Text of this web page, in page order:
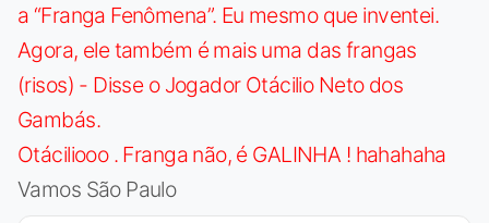
a “Franga Fenômena”. Eu mesmo que inventei.
Agora, ele também é mais uma das frangas
(risos) - Disse o Jogador Otácilio Neto dos
Gambás.
Otáciliooo . Franga não, é GALINHA ! hahahaha
Vamos São Paulo